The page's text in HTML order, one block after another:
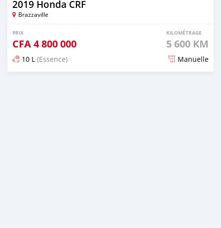
2019 Honda CRF
Brazzaville
PRIX
CFA4 800 000
KILOMÉTRAGE
5 600 KM
10 L (Essence) Manuelle